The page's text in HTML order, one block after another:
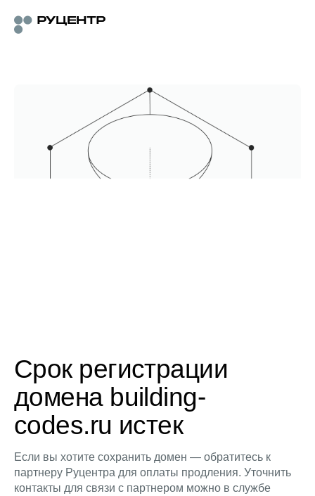
Срок регистрации
домена building-
codes.ru истек
Если вы хотите сохранить домен — обратитесь к
партнеру Руцентра для оплаты продления. Уточнить
контакты для связи с партнером можно в службе